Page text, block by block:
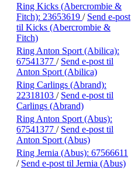
Ring Kicks (Abercrombie &
Fitch): 23653619 / Send e-post
til Kicks (Abercrombie &
Fitch)
Ring Anton Sport (Abilica):
67541377 / Send e-post til
Anton Sport (Abilica)
Ring Carlings (Abrand):
22318103 / Send e-post til
Carlings (Abrand)
Ring Anton Sport (Abus):
67541377 / Send e-post til
Anton Sport (Abus)
Ring Jernia (Abus): 67566611
/ Send e-post til Jernia (Abus)